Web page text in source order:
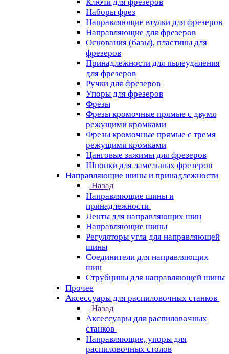
Наборы фрез
Направляющие втулки для фрезеров
Направляющие для фрезеров
Основания (базы), пластины для
фрезеров
Принадлежности для пылеудаления
для фрезеров
Ручки для фрезеров
Упоры для фрезеров
Фрезы
Фрезы кромочные прямые с двумя
режущими кромками
Фрезы кромочные прямые с тремя
режущими кромками
Цанговые зажимы для фрезеров
Шпонки для ламельных фрезеров
Направляющие шины и принадлежности
Назад
Направляющие шины и
принадлежности
Ленты для направляющих шин
Направляющие шины
Регуляторы угла для направляющей
шины
Соединители для направляющих
шин
Струбцины для направляющей шины
Прочее
Аксессуары для распиловочных станков
Назад
Аксессуары для распиловочных
станков
Направляющие, упоры для
распиловочных столов